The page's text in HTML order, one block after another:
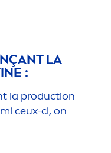
LA
:
la production
ceux-ci, on